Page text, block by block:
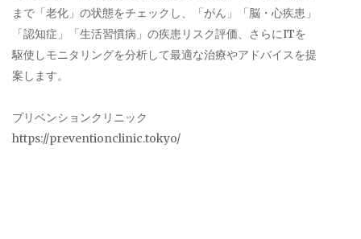
まで「老化」の状態をチェックし、「がん」「脳・心疾患」
「認知症」「生活習慣病」の疾患リスク評価、さらにITを
駆使しモニタリングを分析して最適な治療やアドバイスを提
案します。
プリベンションクリニック
https://preventionclinic.tokyo/